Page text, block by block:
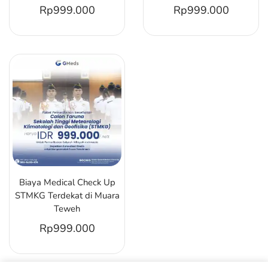
Rp999.000 Rp999.000
Biaya Medical Check Up
STMKG Terdekat di Muara
Teweh
Rp999.000